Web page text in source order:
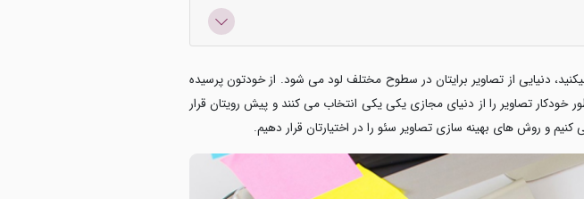
دنیایی از تصاویر برایتان در سطوح مختلف لود می شود. از خودتون پرسیده
تصاویر را از دنیای مجازی یکی یکی انتخاب می کنند و پیش رویتان قرار
و روش های بهینه سازی تصاویر سئو را در اختیارتان قرار دهیم.